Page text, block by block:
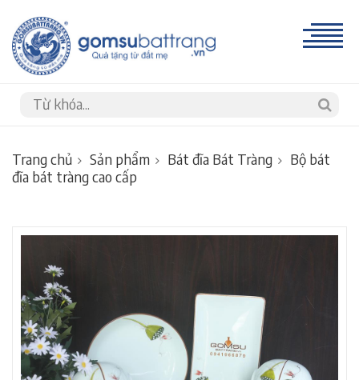
Trang chủ Sản phẩm Bát đĩa Bát Tràng
Bộ bát
đĩa bát tràng cao cấp